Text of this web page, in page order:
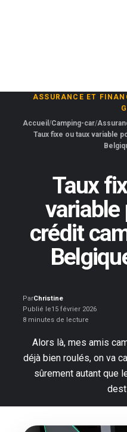
ASSURANCE ET
Accueil Camping-car
Taux fixe ou taux variable
Taux
variable
crédit
ParChristine
Publié le15 février 2026
8 minutes de lecture
Alors là, mes amis
déjà bien roulés, on va
sûrement autant que